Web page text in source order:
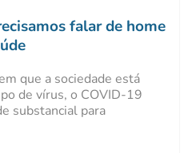
falar de home
que a sociedade está
de vírus, o COVID-19
substancial para